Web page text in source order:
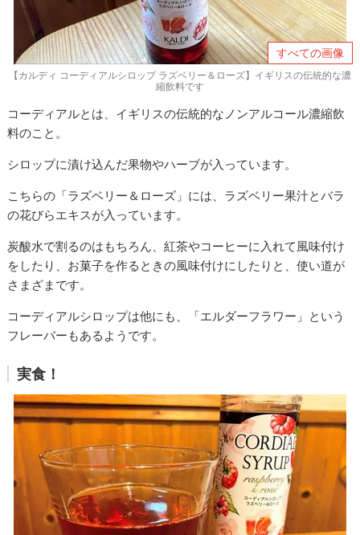
すべての画像
【カルディ コーディアルシロップ ラズベリー＆ローズ】イギリスの伝統的な濃
縮飲料です
コーディアルとは、イギリスの伝統的なノンアルコール濃縮飲
料のこと。
シロップに漬け込んだ果物やハーブが入っています。
こちらの「ラズベリー＆ローズ」には、ラズベリー果汁とバラ
の花びらエキスが入っています。
炭酸水で割るのはもちろん、紅茶やコーヒーに入れて風味付け
をしたり、お菓子を作るときの風味付けにしたりと、使い道が
さまざまです。
コーディアルシロップは他にも、「エルダーフラワー」という
フレーバーもあるようです。
実食！